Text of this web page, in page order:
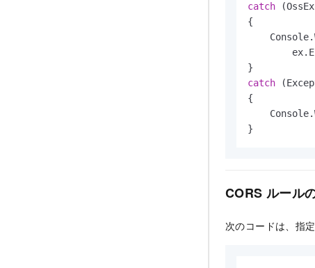
catch
{
catch
{
}
CORS ルール
次のコードは、指